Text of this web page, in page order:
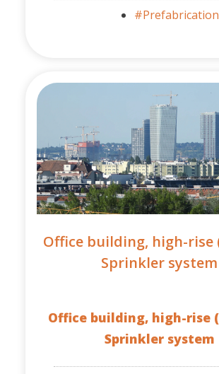
#Prefabrication
Office building, high-rise
Sprinkler system
Office building, high-rise
Sprinkler system